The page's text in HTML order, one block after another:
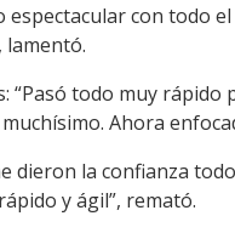
con todo
lamentó.
todo muy rápido
Ahora
dieron la confianza
y ágil”, remató.